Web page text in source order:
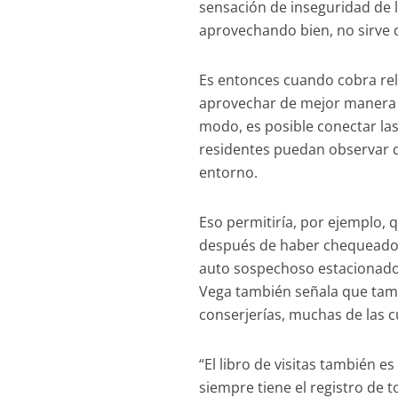
sensación de inseguridad de
aprovechando bien, no sirve
Es entonces cuando cobra
aprovechar de mejor
modo, es posible conectar
residentes puedan observar
entorno.
Eso permitiría, por ejemplo,
después de haber
auto sospechoso
Vega también señala que
conserjerías, muchas de las
“El libro de visitas también
siempre tiene el registro de